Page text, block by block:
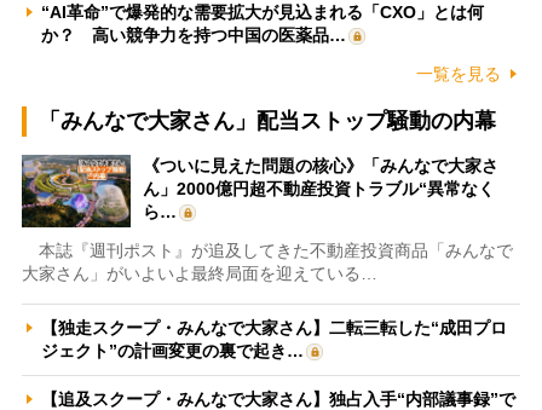
“AI革命”で爆発的な需要拡大が見込まれる「CXO」とは何
か？ 高い競争力を持つ中国の医薬品…
一覧を見る
「みんなで大家さん」配当ストップ騒動の内幕
《ついに見えた問題の核心》「みんなで大家さ
ん」2000億円超不動産投資トラブル“異常なく
ら…
本誌『週刊ポスト』が追及してきた不動産投資商品「みんなで
大家さん」がいよいよ最終局面を迎えている…
【独走スクープ・みんなで大家さん】二転三転した“成田プロ
ジェクト”の計画変更の裏で起き…
【追及スクープ・みんなで大家さん】独占入手“内部議事録”で